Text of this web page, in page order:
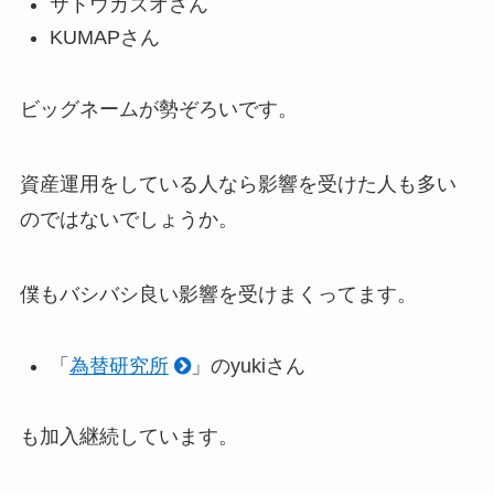
KUMAPさん
ビッグネームが勢ぞろいです。
資産運用をしている人なら影響を受けた人も多い
のではないでしょうか。
僕もバシバシ良い影響を受けまくってます。
「 為替研究所 」のyukiさん
も加入継続しています。